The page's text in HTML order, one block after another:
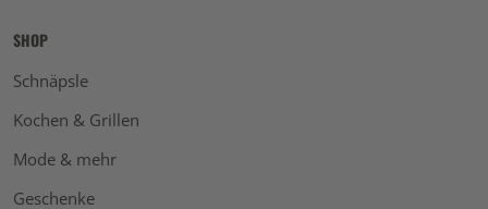
SHOP
Schnäpsle
Kochen & Grillen
Mode & mehr
Geschenke